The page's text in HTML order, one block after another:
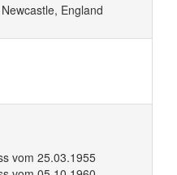
England
vom 25.03.1955